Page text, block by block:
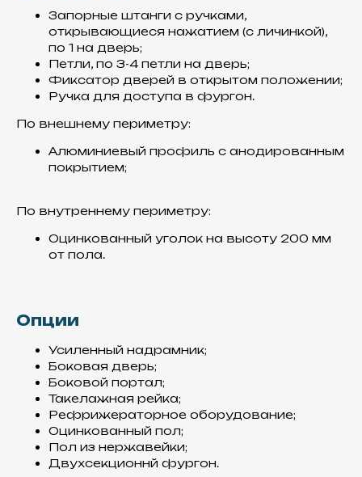
Запорные штанги с ручками,
открывающиеся нажатием (с личинкой),
по 1 на дверь;
Петли, по 3-4 петли на дверь;
Фиксатор дверей в открытом положении;
Ручка для доступа в фургон.
По внешнему периметру:
Алюминиевый профиль с анодированным
покрытием;
По внутреннему периметру:
Оцинкованный уголок на высоту 200 мм
от пола.
Опции
Усиленный надрамник;
Боковая дверь;
Боковой портал;
Такелажная рейка;
Рефрижераторное оборудование;
Оцинкованный пол;
Пол из нержавейки;
Двухсекционнй фургон.
комплектующих и спецтехники,
представлены в
нашемКАТАЛОГЕ
Используем пластик
армированный стекловолокном,
так как он более надежен по
Сэндвич -панели
Утеплитель